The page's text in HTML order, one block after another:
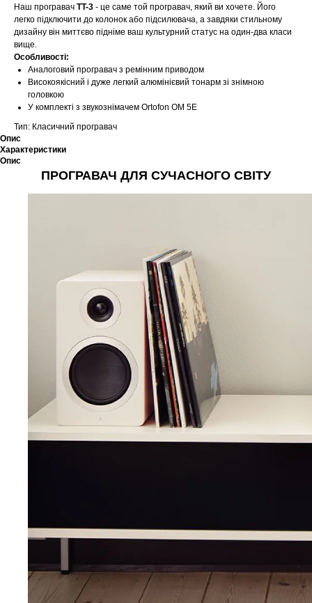
Наш програвач TT-3 - це саме той програвач, який ви хочете. Його
легко підключити до колонок або підсилювача, а завдяки стильному
дизайну він миттєво підніме ваш культурний статус на один-два класи
вище.
Особливості:
Аналоговий програвач з ремінним приводом
Високоякісний і дуже легкий алюмінієвий тонарм зі знімною
головкою
У комплекті з звукознімачем Ortofon OM 5E
Тип: Класичний програвач
Опис
Характеристики
Опис
ПРОГРАВАЧ ДЛЯ СУЧАСНОГО СВІТУ